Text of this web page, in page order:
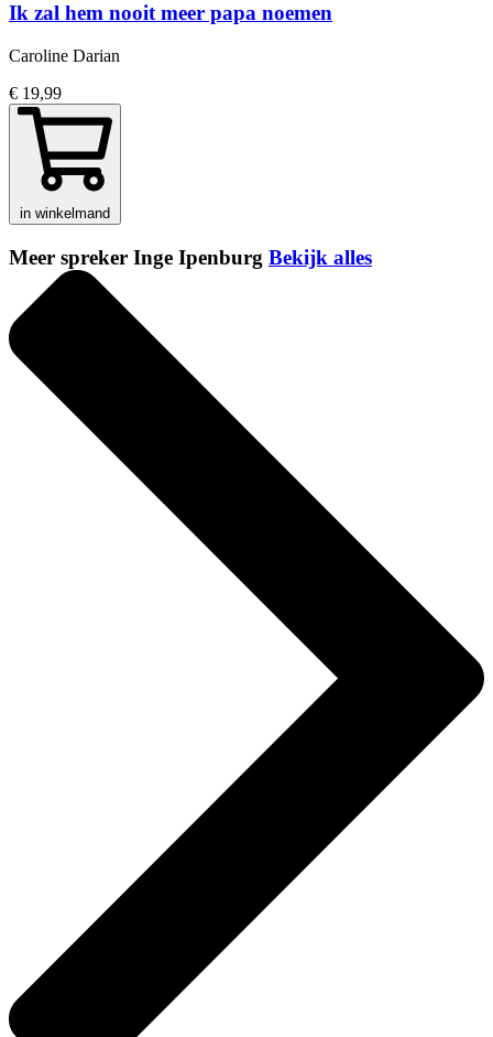
Ik zal hem nooit meer papa noemen
Caroline Darian
€ 19,99
in winkelmand
Meer spreker Inge Ipenburg Bekijk alles